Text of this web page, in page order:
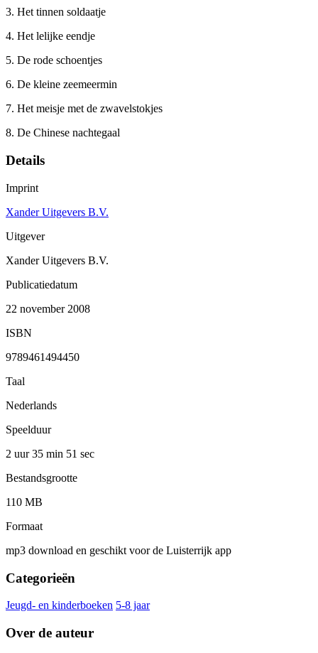
3. Het tinnen soldaatje
4. Het lelijke eendje
5. De rode schoentjes
6. De kleine zeemeermin
7. Het meisje met de zwavelstokjes
8. De Chinese nachtegaal
Details
Imprint
Xander Uitgevers B.V.
Uitgever
Xander Uitgevers B.V.
Publicatiedatum
22 november 2008
ISBN
9789461494450
Taal
Nederlands
Speelduur
2 uur 35 min 51 sec
Bestandsgrootte
110 MB
Formaat
mp3 download en geschikt voor de Luisterrijk app
Categorieën
Jeugd- en kinderboeken 5-8 jaar
Over de auteur